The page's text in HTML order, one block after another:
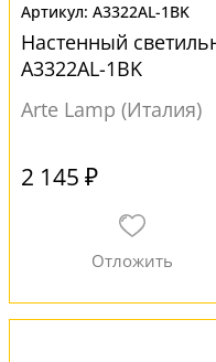
A3322AL-1BK
Настенный
A3322AL-1BK
Arte Lamp (Италия)
2 145 ₽